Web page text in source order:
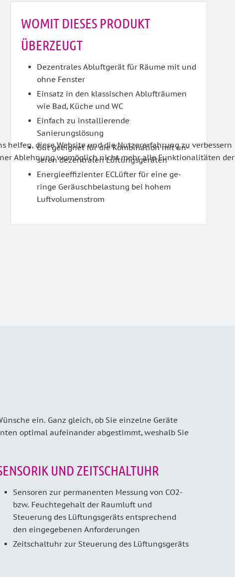
WOMIT DIESES PRODUKT
ÜBERZEUGT
Dezentrales Abluftgerät für Räume mit und
ohne Fenster
Einsatz in den klassischen Ablufträumen
wie Bad, Küche und WC
Einfach zu installierende
Sanierungslösung
Gut geeignet für die Kombination mit un­
seren dezentralen Lüftungsgeräten
Energieeffizienter EC­Lüfter für eine ge­
ringe Geräuschbelastung bei hohem
Luftvolumenstrom
ein. Ganz gleich, ob Sie einzelne Geräte
optimal aufeinander abgestimmt, weshalb Sie
UND ZEITSCHALTUHR
Sensoren zur permanenten Messung von CO2­
bzw. Feuchtegehalt der Raumluft und
Steuerung des Lüftungsgeräts entsprechend
den eingegebenen Anforderungen
Zeitschaltuhr zur Steuerung des Lüftungsgeräts
helfen, diese Website und die Nutzererfahrung zu verbessern
Ablehnung womöglich nicht mehr alle Funktionalitäten der